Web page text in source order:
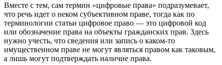
Вместе с тем, сам термин «цифровые права» подразумевает,
что речь идет о неком субъективном праве, тогда как по
терминологии статьи цифровое право — это цифровой код
или обозначение права на объекты гражданских прав. Здесь
нужно учесть, что сведения или запись о каком-то
имущественном праве не могут являться правом как таковым,
а лишь могут подтверждать наличие права.